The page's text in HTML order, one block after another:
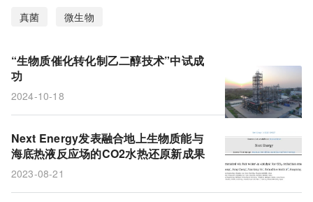
真菌 微生物
“生物质催化转化制乙二醇技术”中试成
功
2024-10-18
Next Energy发表融合地上生物质能与
海底热液反应场的CO2水热还原新成果
2023-08-21